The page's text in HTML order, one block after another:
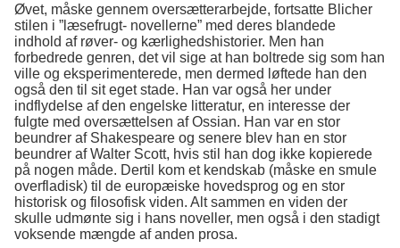
Øvet, måske gennem oversætterarbejde, fortsatte Blicher
stilen i ”læsefrugt- novellerne” med deres blandede
indhold af røver- og kærlighedshistorier. Men han
forbedrede genren, det vil sige at han boltrede sig som han
ville og eksperimenterede, men dermed løftede han den
også den til sit eget stade. Han var også her under
indflydelse af den engelske litteratur, en interesse der
fulgte med oversættelsen af Ossian. Han var en stor
beundrer af Shakespeare og senere blev han en stor
beundrer af Walter Scott, hvis stil han dog ikke kopierede
på nogen måde. Dertil kom et kendskab (måske en smule
overfladisk) til de europæiske hovedsprog og en stor
historisk og filosofisk viden. Alt sammen en viden der
skulle udmønte sig i hans noveller, men også i den stadigt
voksende mængde af anden prosa.